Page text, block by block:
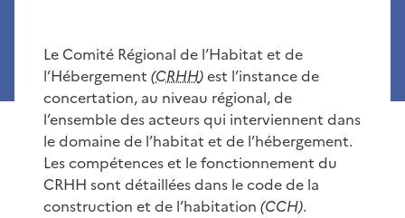
Le Comité Régional de l’Habitat et de
l’Hébergement (CRHH)est l’instance de
concertation, au niveau régional, de
l’ensemble des acteurs qui interviennent dans
le domaine de l’habitat et de l’hébergement.
Les compétences et le fonctionnement du
CRHH sont détaillées dans le code de la
construction et de l’habitation (CCH).